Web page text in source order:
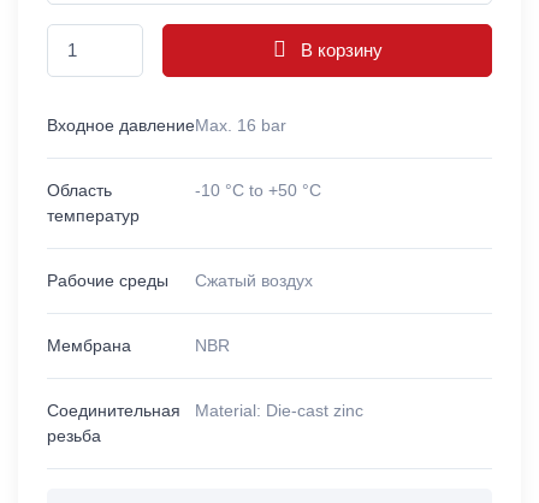
В корзину
Входное давлениеMax. 16 bar
Область
температур
-10 °C to +50 °C
Рабочие среды Сжатый воздух
Мембрана NBR
Соединительная
резьба
Material: Die-cast zinc